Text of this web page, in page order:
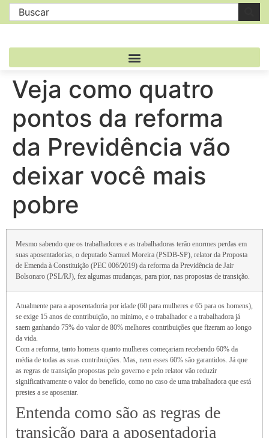
Veja como quatro
pontos da reforma
da Previdência vão
deixar você mais
pobre
Mesmo sabendo que os trabalhadores e as trabalhadoras terão enormes perdas em
suas aposentadorias, o deputado Samuel Moreira (PSDB-SP), relator da Proposta
de Emenda à Constituição (PEC 006/2019) da reforma da Previdência de Jair
Bolsonaro (PSL/RJ), fez algumas mudanças, para pior, nas propostas de transição.
Atualmente para a aposentadoria por idade (60 para mulheres e 65 para os homens),
se exige 15 anos de contribuição, no mínimo, e o trabalhador e a trabalhadora já
saem ganhando 75% do valor de 80% melhores contribuições que fizeram ao longo
da vida.
Com a reforma, tanto homens quanto mulheres começariam recebendo 60% da
média de todas as suas contribuições. Mas, nem esses 60% são garantidos. Já que
as regras de transição propostas pelo governo e pelo relator vão reduzir
significativamente o valor do benefício, como no caso de uma trabalhadora que está
prestes a se aposentar.
Entenda como são as regras de
transição para a aposentadoria